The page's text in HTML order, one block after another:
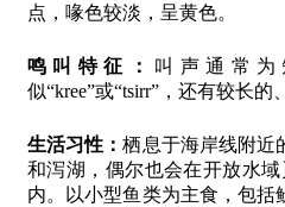
点，喙色较淡，呈黄色。
鸣叫特征： 叫声通常
似“kree”或“tsirr”，还有较长的
生活习性：栖息于海岸线附近
和泻湖，偶尔也会在开放水
内。以小型鱼类为主食，包括